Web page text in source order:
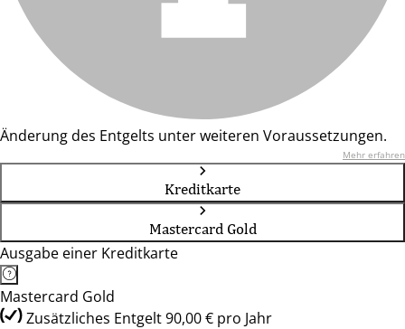
Änderung des Entgelts unter weiteren Voraussetzungen.
Mehr erfahren
Kreditkarte
Mastercard Gold
Ausgabe einer Kreditkarte
Mastercard Gold
Zusätzliches Entgelt 90,00 € pro Jahr